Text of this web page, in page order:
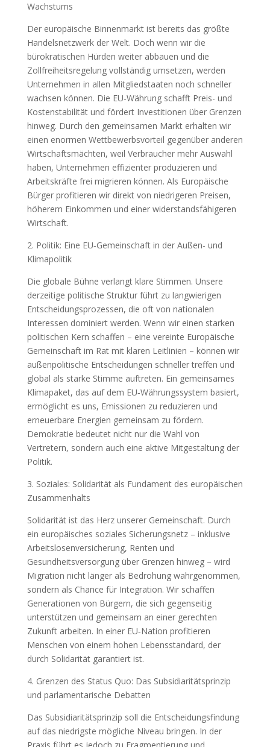
Wachstums
Der europäische Binnenmarkt ist bereits das größte
Handelsnetzwerk der Welt. Doch wenn wir die
bürokratischen Hürden weiter abbauen und die
Zollfreiheitsregelung vollständig umsetzen, werden
Unternehmen in allen Mitgliedstaaten noch schneller
wachsen können. Die EU‑Währung schafft Preis- und
Kostenstabilität und fördert Investitionen über Grenzen
hinweg. Durch den gemeinsamen Markt erhalten wir
einen enormen Wettbewerbsvorteil gegenüber anderen
Wirtschaftsmächten, weil Verbraucher mehr Auswahl
haben, Unternehmen effizienter produzieren und
Arbeitskräfte frei migrieren können. Als Europäische
Bürger profitieren wir direkt von niedrigeren Preisen,
höherem Einkommen und einer widerstandsfähigeren
Wirtschaft.
2. Politik: Eine EU‑Gemeinschaft in der Außen- und
Klimapolitik
Die globale Bühne verlangt klare Stimmen. Unsere
derzeitige politische Struktur führt zu langwierigen
Entscheidungsprozessen, die oft von nationalen
Interessen dominiert werden. Wenn wir einen starken
politischen Kern schaffen – eine vereinte Europäische
Gemeinschaft im Rat mit klaren Leitlinien – können wir
außenpolitische Entscheidungen schneller treffen und
global als starke Stimme auftreten. Ein gemeinsames
Klimapaket, das auf dem EU‑Währungssystem basiert,
ermöglicht es uns, Emissionen zu reduzieren und
erneuerbare Energien gemeinsam zu fördern.
Demokratie bedeutet nicht nur die Wahl von
Vertretern, sondern auch eine aktive Mitgestaltung der
Politik.
3. Soziales: Solidarität als Fundament des europäischen
Zusammenhalts
Solidarität ist das Herz unserer Gemeinschaft. Durch
ein europäisches soziales Sicherungsnetz – inklusive
Arbeitslosenversicherung, Renten und
Gesundheitsversorgung über Grenzen hinweg – wird
Migration nicht länger als Bedrohung wahrgenommen,
sondern als Chance für Integration. Wir schaffen
Generationen von Bürgern, die sich gegenseitig
unterstützen und gemeinsam an einer gerechten
Zukunft arbeiten. In einer EU‑Nation profitieren
Menschen von einem hohen Lebensstandard, der
durch Solidarität garantiert ist.
4. Grenzen des Status Quo: Das Subsidiaritätsprinzip
und parlamentarische Debatten
Das Subsidiaritätsprinzip soll die Entscheidungsfindung
auf das niedrigste mögliche Niveau bringen. In der